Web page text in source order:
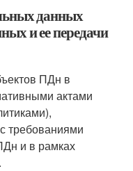
данных
и ее передачи
ПДн в
актами
требованиями
и в рамках